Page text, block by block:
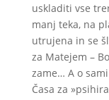
uskladiti vse
manj teka, na
utrujena in se
za Matejem –
zame… A o
Časa za